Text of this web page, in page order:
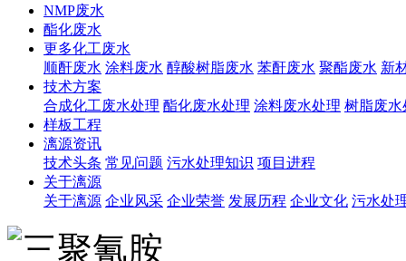
NMP废水
酯化废水
更多化工废水
顺酐废水 涂料废水 醇酸树脂废水 苯酐废水 聚酯废水 新
技术方案
合成化工废水处理 酯化废水处理 涂料废水处理 树脂废水
样板工程
漓源资讯
技术头条 常见问题 污水处理知识 项目进程
关于漓源
关于漓源 企业风采 企业荣誉 发展历程 企业文化 污水处